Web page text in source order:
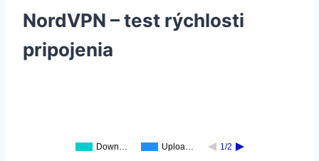
NordVPN – test rýchlosti
pripojenia
Down… Uploa… 1/2